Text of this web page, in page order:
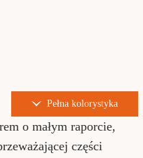
Pełna kolorystyka
o małym raporcie,
części